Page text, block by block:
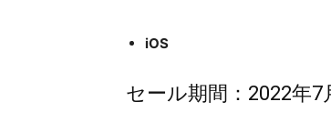
iOS
セール期間：2022年7